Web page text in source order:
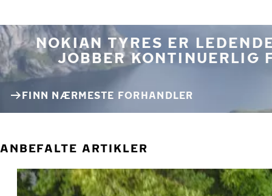
NOKIAN TYRES ER
JOBBER KONTINUERLIG
FINN NÆRMESTE FORHANDLER
ANBEFALTE ARTIKLER